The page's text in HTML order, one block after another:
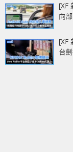
[XF
向
[XF
台